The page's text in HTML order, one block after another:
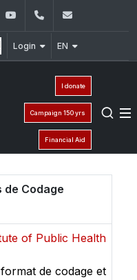
LinkedInYouTube+961 (1) 421 235
Login EN
I donate
Campaign 150 yrs
Financial Aid
de Codage
of Public Health
de codage et